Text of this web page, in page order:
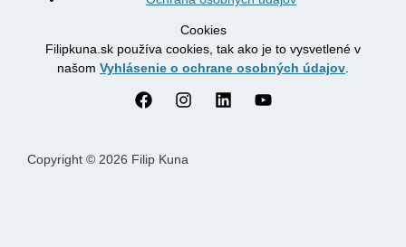
Cookies
Filipkuna.sk používa cookies, tak ako je to vysvetlené v
našom Vyhlásenie o ochrane osobných údajov.
Copyright © 2026 Filip Kuna